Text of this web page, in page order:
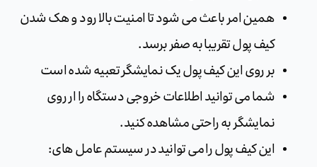
همین امر باعث می شود تا امنیت بالا رود و هک شدن
کیف پول تقریبا به صفر برسد.
بر روی این کیف پول یک نمایشگر تعبیه شده است
شما می توانید اطلاعات خروجی دستگاه را ار روی
نمایشگر به راحتی مشاهده کنید.
این کیف پول را می توانید در سیستم عامل های: